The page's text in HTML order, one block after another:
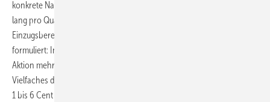
konkrete Nachfrage auslösen. Für das gleiche Geld kann man ein Jahr
lang pro Quartal einmal die Folien wechseln und – je nach
Einzugsbereich – tausendfach neue Kunden ansprechen. Anders
formuliert: In einer ländlichen Region erreichen Sie mit einer solchen
Aktion mehrere tausend Neukontakte pro Jahr, in Großstädten ein
Vielfaches davon. Damit liegen die Kosten in der Größenordnung von
1 bis 6 Cent pro Neukontakt. Und: Sie schaffen konkrete Nachfrage,